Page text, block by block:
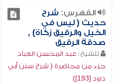
الفهرس: شرح
حديث ( ليس في
الخيل والرقيق زكاة) ,
صدقة الرقيق
للشيخ: عبد المحسن العباد
جزء من محاضرة ( شرح سنن أبي
داود [193])